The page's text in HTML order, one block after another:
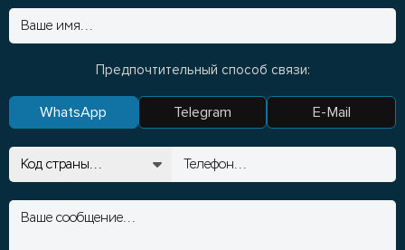
Предпочтительный способ связи:
WhatsApp Telegram E-Mail